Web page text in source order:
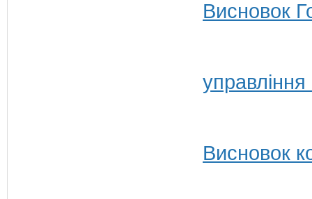
Висновок
Висновок